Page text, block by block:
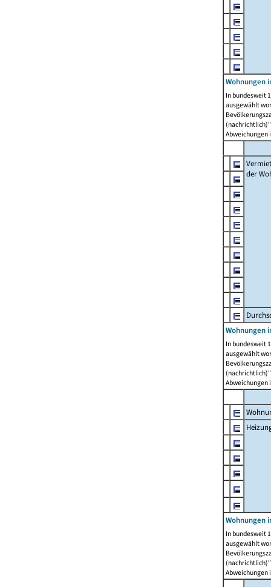
Wohnungen
In bundesweit
ausgewählt
Abweichungen
der
Wohnungen
In bundesweit
ausgewählt
Abweichungen
Wohnungen
In bundesweit
ausgewählt
Abweichungen